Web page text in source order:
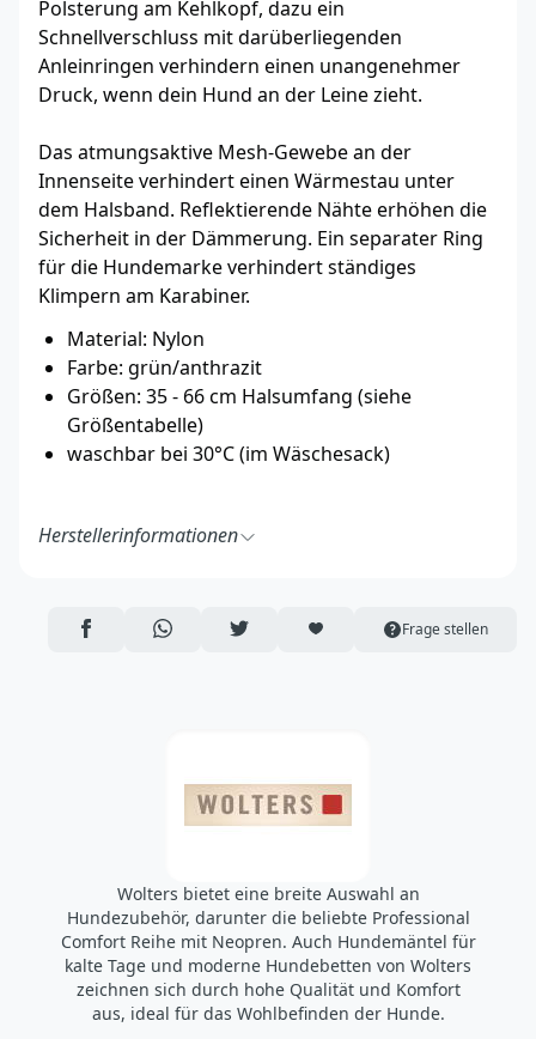
Polsterung am Kehlkopf, dazu ein
Schnellverschluss mit darüberliegenden
Anleinringen verhindern einen unangenehmer
Druck, wenn dein Hund an der Leine zieht.
Das atmungsaktive Mesh-Gewebe an der
Innenseite verhindert einen Wärmestau unter
dem Halsband. Reflektierende Nähte erhöhen die
Sicherheit in der Dämmerung. Ein separater Ring
für die Hundemarke verhindert ständiges
Klimpern am Karabiner.
Material: Nylon
Farbe: grün/anthrazit
Größen: 35 - 66 cm Halsumfang (siehe
Größentabelle)
waschbar bei 30°C (im Wäschesack)
Herstellerinformationen
27283 Verden
Deutschland
AUF FACEBOOK TEILEN
ÜBER WHATSAPP TEILEN
AUF TWITTER TEILENARTIKEL AUF DIE MERKLISTE
Frage stellen
Wolters bietet eine breite Auswahl an
Hundezubehör, darunter die beliebte Professional
Comfort Reihe mit Neopren. Auch Hundemäntel für
kalte Tage und moderne Hundebetten von Wolters
zeichnen sich durch hohe Qualität und Komfort
aus, ideal für das Wohlbefinden der Hunde.